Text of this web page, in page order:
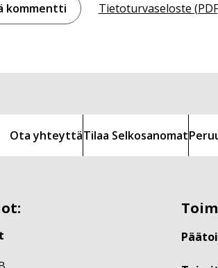
Tietoturvaseloste
Ota yhteyttäTilaa Selkosanomat